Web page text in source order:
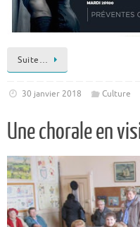
Suite…
30 janvier 2018 Culture
Une chorale en